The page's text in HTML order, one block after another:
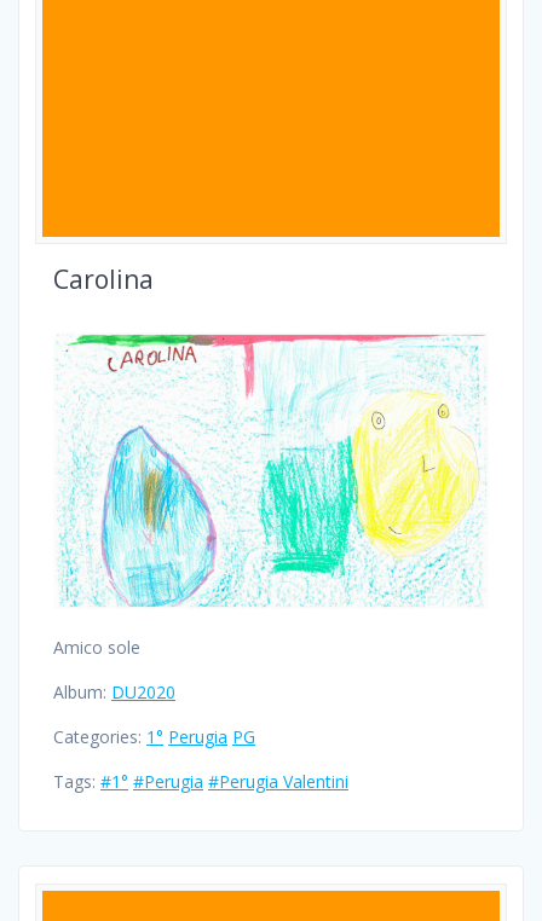
Carolina
Amico sole
Album: DU2020
Categories: 1° Perugia PG
Tags: #1° #Perugia #Perugia Valentini